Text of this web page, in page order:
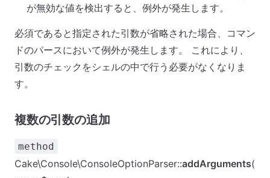
が無効な値を検出すると、例外が発生します。
必須であると指定された引数が省略された場合、コマン
ドのパースにおいて例外が発生します。 これにより、
引数のチェックをシェルの中で行う必要がなくなりま
す。
複数の引数の追加
method
Cake\Console\ConsoleOptionParser::addArguments(